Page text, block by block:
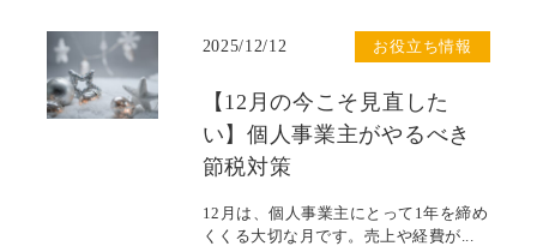
お役立ち情報
2025/12/12
【12月の今こそ見直した
い】個人事業主がやるべき
節税対策
12月は、個人事業主にとって1年を締め
くくる大切な月です。売上や経費が...